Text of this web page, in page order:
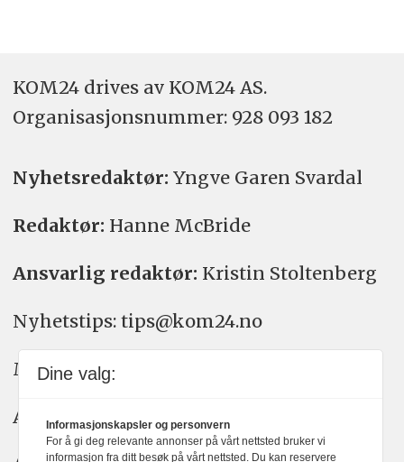
KOM24 drives av KOM24 AS.
Organisasjons­nummer: 928 093 182
Nyhetsredaktør: Yngve Garen Svardal
Redaktør: Hanne McBride
Ansvarlig redaktør: Kristin Stoltenberg
Nyhetstips: tips@kom24.no
Meninger: meninger@kom24.no
Annonse: annonse@watchmedia.no
Dine valg:
Informasjonskapsler og personvern
For å gi deg relevante annonser på vårt nettsted bruker vi
informasjon fra ditt besøk på vårt nettsted. Du kan reservere